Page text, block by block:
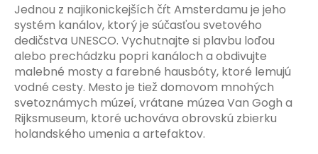
Jednou z najikonickejších čŕt Amsterdamu je jeho
systém kanálov, ktorý je súčasťou svetového
dedičstva UNESCO. Vychutnajte si plavbu loďou
alebo prechádzku popri kanáloch a obdivujte
malebné mosty a farebné hausbóty, ktoré lemujú
vodné cesty. Mesto je tiež domovom mnohých
svetoznámych múzeí, vrátane múzea Van Gogh a
Rijksmuseum, ktoré uchováva obrovskú zbierku
holandského umenia a artefaktov.